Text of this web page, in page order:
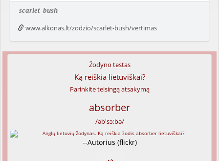
scarlet bush
www.alkonas.lt/zodzio/scarlet-bush/vertimas
Žodyno testas
Ką reiškia lietuviškai?
Parinkite teisingą atsakymą
absorber
/əb'sɔ:bə/
--Autorius (flickr)